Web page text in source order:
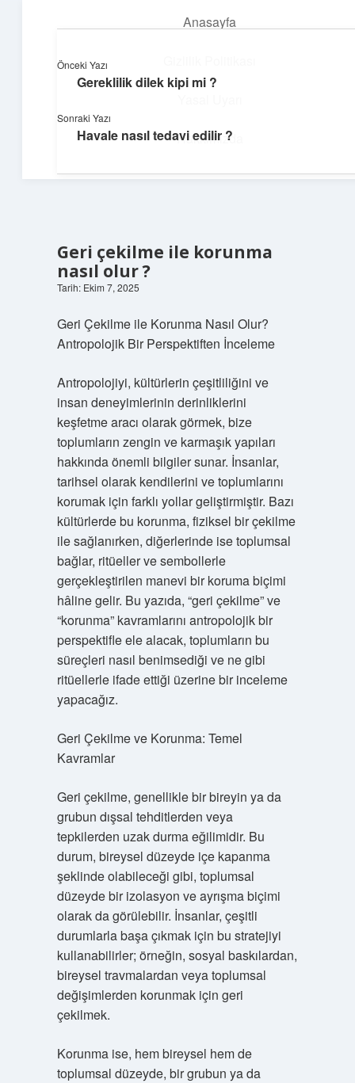
Anasayfa
Hakkımızda
Günlük İlham
Farklı bakış açılarıyla hayatı gör.
Geri çekilme ile korunma
nasıl olur ?
Tarih: Ekim 7, 2025
Geri Çekilme ile Korunma Nasıl Olur?
Antropolojik Bir Perspektiften İnceleme
Antropolojiyi, kültürlerin çeşitliliğini ve
insan deneyimlerinin derinliklerini
keşfetme aracı olarak görmek, bize
toplumların zengin ve karmaşık yapıları
hakkında önemli bilgiler sunar. İnsanlar,
tarihsel olarak kendilerini ve toplumlarını
korumak için farklı yollar geliştirmiştir. Bazı
kültürlerde bu korunma, fiziksel bir çekilme
ile sağlanırken, diğerlerinde ise toplumsal
bağlar, ritüeller ve sembollerle
gerçekleştirilen manevi bir koruma biçimi
hâline gelir. Bu yazıda, “geri çekilme” ve
“korunma” kavramlarını antropolojik bir
perspektifle ele alacak, toplumların bu
süreçleri nasıl benimsediği ve ne gibi
ritüellerle ifade ettiği üzerine bir inceleme
yapacağız.
Geri Çekilme ve Korunma: Temel
Kavramlar
Geri çekilme, genellikle bir bireyin ya da
grubun dışsal tehditlerden veya
tepkilerden uzak durma eğilimidir. Bu
durum, bireysel düzeyde içe kapanma
şeklinde olabileceği gibi, toplumsal
düzeyde bir izolasyon ve ayrışma biçimi
olarak da görülebilir. İnsanlar, çeşitli
durumlarla başa çıkmak için bu stratejiyi
kullanabilirler; örneğin, sosyal baskılardan,
bireysel travmalardan veya toplumsal
değişimlerden korunmak için geri
çekilmek.
Korunma ise, hem bireysel hem de
toplumsal düzeyde, bir grubun ya da
Önceki Yazı
Gereklilik dilek kipi mi ?
Sonraki Yazı
Havale nasıl tedavi edilir ?